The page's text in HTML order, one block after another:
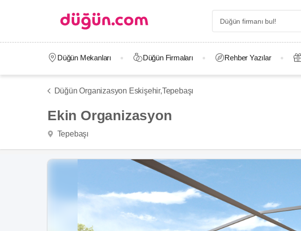
Düğün Mekanları Düğün Firmaları Rehber Yazılar
Düğün Organizasyon Eskişehir,Tepebaşı
Ekin Organizasyon
Tepebaşı